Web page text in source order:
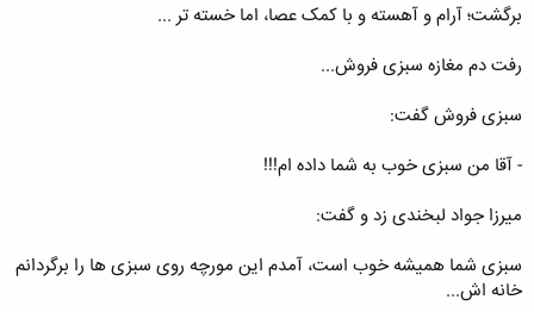
برگشت؛ آرام و آهسته و با کمک عصا، اما خسته تر ...
رفت دم مغازه سبزی فروش...
سبزی فروش گفت:
- آقا من سبزی خوب به شما داده ام!!!
میرزا جواد لبخندی زد و گفت:
سبزی شما همیشه خوب است، آمدم این مورچه روی سبزی ها را برگردانم
خانه اش...